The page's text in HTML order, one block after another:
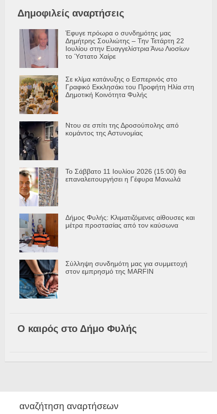
Δημοφιλείς αναρτήσεις
Έφυγε πρόωρα ο συνδημότης μας
Δημήτρης Σουλιώτης – Την Τετάρτη 22
Ιουλίου στην Ευαγγελίστρια Άνω Λιοσίων
το Ύστατο Χαίρε
Σε κλίμα κατάνυξης ο Εσπερινός στο
Γραφικό Εκκλησάκι του Προφήτη Ηλία στη
Δημοτική Κοινότητα Φυλής
Ντου σε σπίτι της Δροσούπολης από
κομάντος της Αστυνομίας
Το Σάββατο 11 Ιουλίου 2026 (15:00) θα
επαναλειτουργήσει η Γέφυρα Μανωλά
Δήμος Φυλής: Κλιματιζόμενες αίθουσες και
μέτρα προστασίας από τον καύσωνα
Σύλληψη συνδημότη μας για συμμετοχή
στον εμπρησμό της MARFIN
Ο καιρός στο Δήμο Φυλής
αναζήτηση αναρτήσεων